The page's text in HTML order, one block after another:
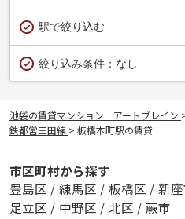
駅で絞り込む
絞り込み条件： なし
池袋の賃貸マンション｜アートブレイン
鉄都営三田線 > 板橋本町駅の賃貸
市区町村から探す
豊島区 / 練馬区 / 板橋区 / 新
足立区 / 中野区 / 北区 / 蕨市